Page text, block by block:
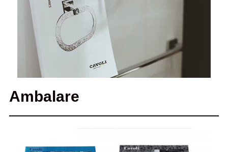
Ambalare